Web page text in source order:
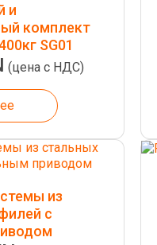
и
комплект
SG01
(цена с НДС)
из
с